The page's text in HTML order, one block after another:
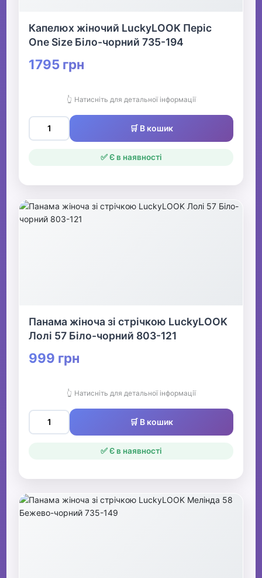
Капелюх жіночий LuckyLOOK Періс
One Size Біло-чорний 735-194
1795 грн
👆 Натисніть для детальної інформації
🛒 В кошик
✅ Є в наявності
Панама жіноча зі стрічкою LuckyLOOK
Лолі 57 Біло-чорний 803-121
999 грн
👆 Натисніть для детальної інформації
🛒 В кошик
✅ Є в наявності